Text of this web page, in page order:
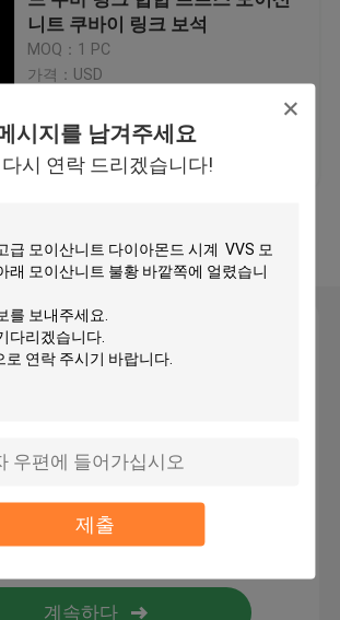
시지를 남겨주세요
시 연락 드리겠습니다!
제출
시청 바깥쪽에 얼렸습니다
시계
합 체인
바 체인
니스 체인
니스 목걸이줄
통신은 지켜봅니다
니트 쿠바이 링크 보석
MOQ：1 PC
가격：USD
가격 연락처
오
시지를 남겨주세요
다시 연락 드리겠습니다!